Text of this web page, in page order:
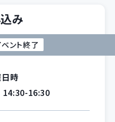
み
ベント終了
時
14:30-16:30